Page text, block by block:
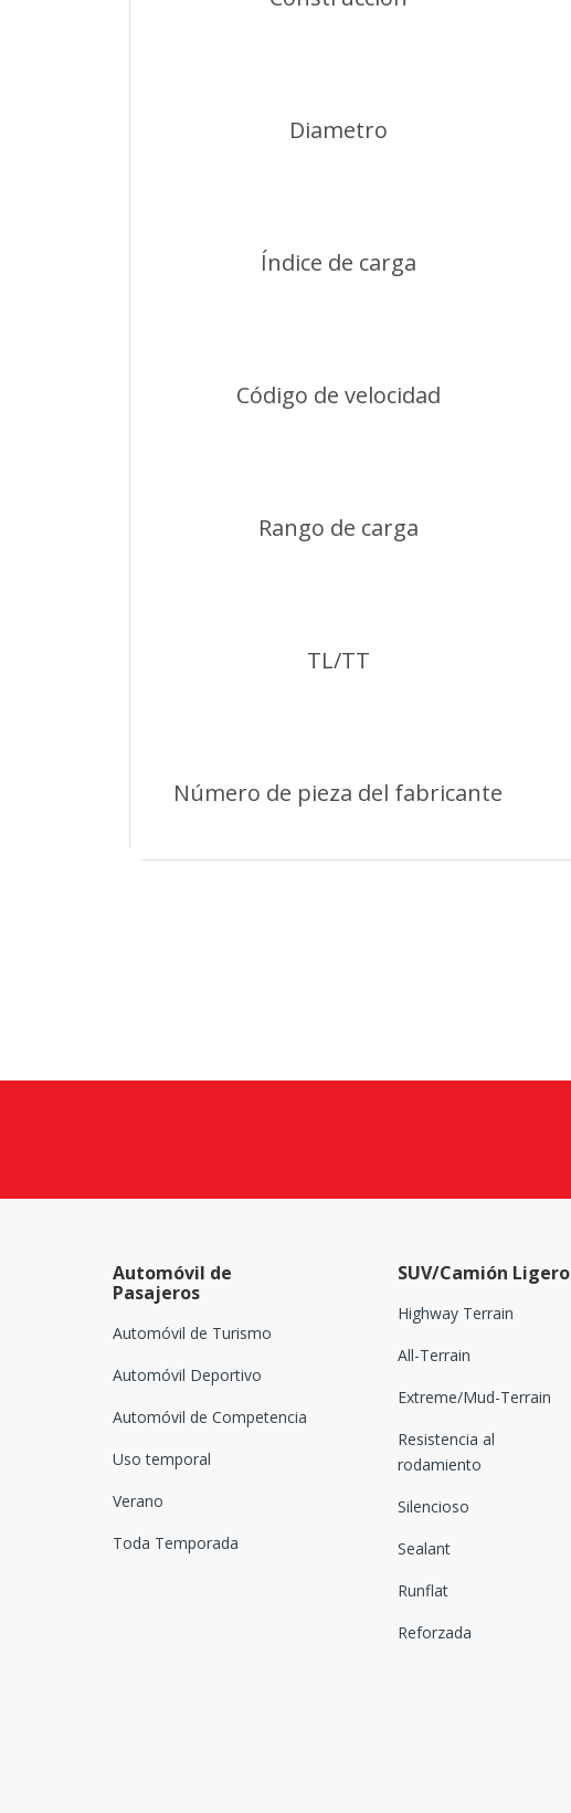
Diametro
Índice de carga
Código de velocidad
Rango de carga
TL/TT
Número de pieza del fabricante
Automóvil de
Pasajeros
Automóvil de Turismo
Automóvil Deportivo
Automóvil de Competencia
Uso temporal
Verano
Toda Temporada
SUV/Camión Ligero
Highway Terrain
All-Terrain
Extreme/Mud-Terrain
Resistencia al
rodamiento
Silencioso
Sealant
Runflat
Reforzada